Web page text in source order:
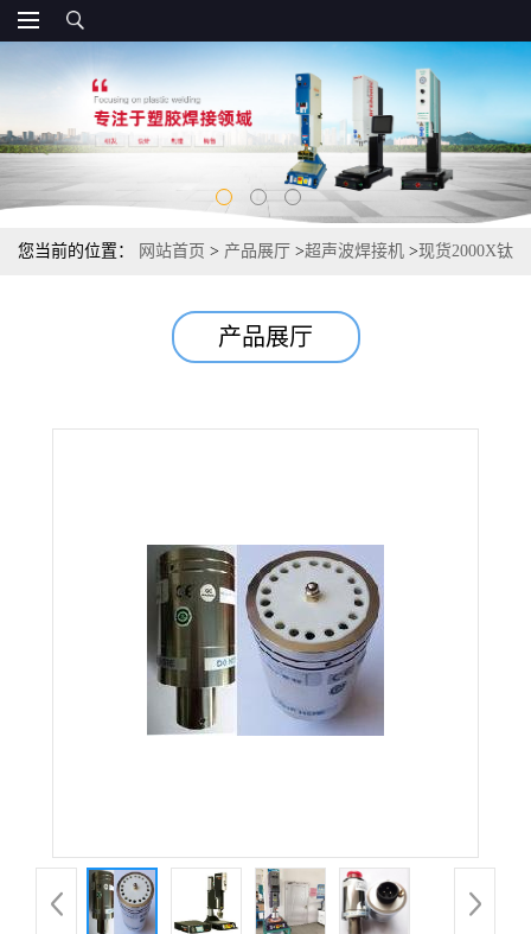
您当前的位置： 网站首页 > 产品展厅 >超声波焊接机 >现货2000X钛
产品展厅